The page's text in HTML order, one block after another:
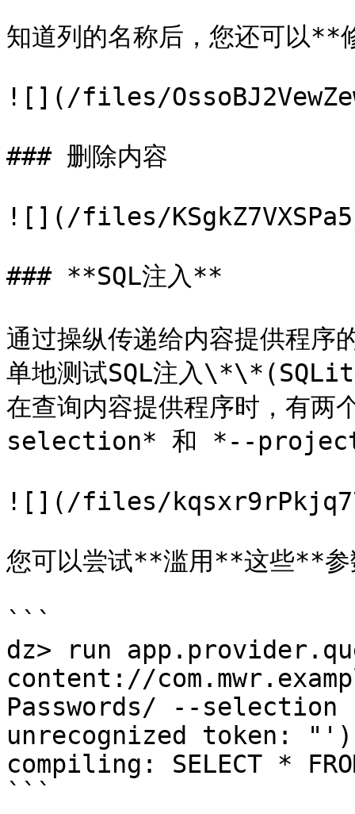
知道列的名称后，您还可以**
![](/files/
### 删除内容
![](/files/
### **SQL注入**
通过操纵传递给内容提供程
单地测试SQL注入
在查询内容提供程序时，有
selection* 和 *--
![](/files/
您可以尝试**滥用**这些**
```
dz> run
content://
Passwords/ --
unrecognized token:
compiling: SELECT *
```